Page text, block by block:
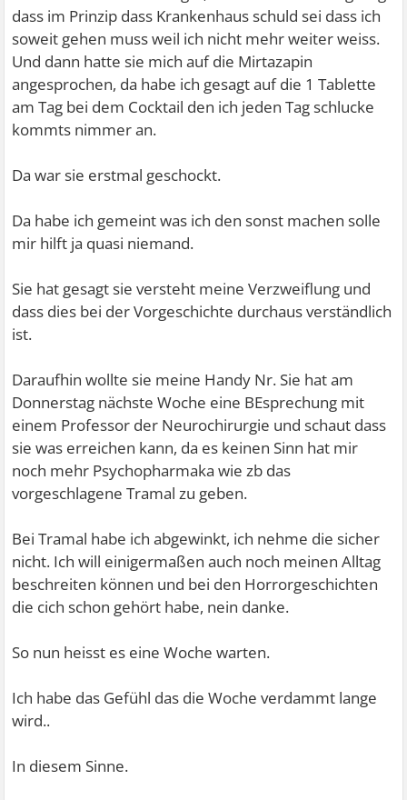
dass im Prinzip dass Krankenhaus schuld sei dass ich
soweit gehen muss weil ich nicht mehr weiter weiss.
Und dann hatte sie mich auf die Mirtazapin
angesprochen, da habe ich gesagt auf die 1 Tablette
am Tag bei dem Cocktail den ich jeden Tag schlucke
kommts nimmer an.
Da war sie erstmal geschockt.
Da habe ich gemeint was ich den sonst machen solle
mir hilft ja quasi niemand.
Sie hat gesagt sie versteht meine Verzweiflung und
dass dies bei der Vorgeschichte durchaus verständlich
ist.
Daraufhin wollte sie meine Handy Nr. Sie hat am
Donnerstag nächste Woche eine BEsprechung mit
einem Professor der Neurochirurgie und schaut dass
sie was erreichen kann, da es keinen Sinn hat mir
noch mehr Psychopharmaka wie zb das
vorgeschlagene Tramal zu geben.
Bei Tramal habe ich abgewinkt, ich nehme die sicher
nicht. Ich will einigermaßen auch noch meinen Alltag
beschreiten können und bei den Horrorgeschichten
die cich schon gehört habe, nein danke.
So nun heisst es eine Woche warten.
Ich habe das Gefühl das die Woche verdammt lange
wird..
In diesem Sinne.